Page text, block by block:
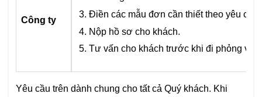
Công ty
Điền các mẫu đơn cần thiết theo yêu cầu
Nộp hồ sơ cho khách.
Tư vấn cho khách trước khi đi phỏng
Yêu cầu trên dành chung cho tất cả Quý khách. Khi